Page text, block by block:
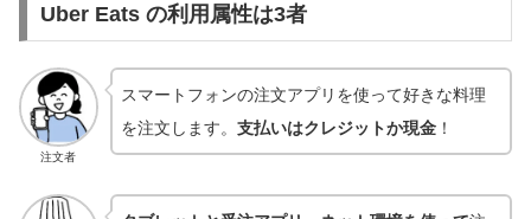
Uber Eats の利用属性は3者
注文者
スマートフォンの注文アプリを使って好きな料理
を注文します。 支払いはクレジットか現金！